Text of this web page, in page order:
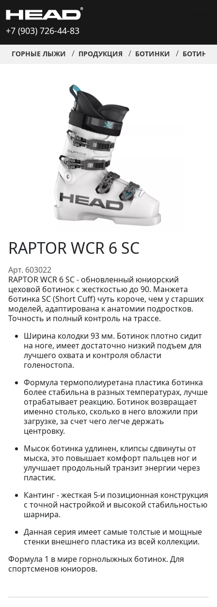
+7 (903) 726-44-83
ГОРНЫЕ ЛЫЖИ ПРОДУКЦИЯ БОТИНКИ
RAPTOR WCR 6 SC
Арт. 603022
RAPTOR WCR 6 SC - обновленный юниорский
цеховой ботинок с жесткостью до 90. Манжета
ботинка SC (Short Cuff) чуть короче, чем у старших
моделей, адаптирована к анатомии подростков.
Точность и полный контроль на трассе.
Ширина колодки 93 мм. Ботинок плотно сидит
на ноге, имеет достаточно низкий подъем для
лучшего охвата и контроля области
голеностопа.
Формула термополиуретана пластика ботинка
более стабильна в разных температурах, лучше
отрабатывает реакцию. Ботинок возвращает
именно столько, сколько в него вложили при
загрузке, за счет чего легче держать
центровку.
Мысок ботинка удлинен, клипсы сдвинуты от
мыска, это повышает комфорт пальцев ног и
улучшает продольный транзит энергии через
пластик.
Кантинг - жесткая 5-и позиционная конструкция
с точной настройкой и высокой стабильностью
шарнира.
Данная серия имеет самые толстые и мощные
стенки внешнего пластика из всей коллекции.
Формула 1 в мире горнолыжных ботинок. Для
спортсменов юниоров.